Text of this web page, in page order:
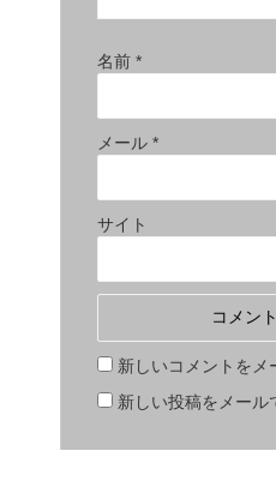
名前 *
メール *
サイト
新しいコメントをメ
新しい投稿をメール